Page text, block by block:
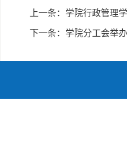
上一条： 学院行政管理
下一条： 学院分工会举